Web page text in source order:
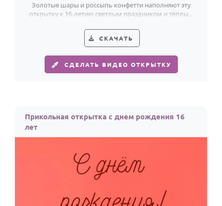
Золотые шары и россыпь конфетти наполняют эту
открытку к 16-летию светлым праздником и тёплым
СКАЧАТЬ
СДЕЛАТЬ ВИДЕО ОТКРЫТКУ
Прикольная открытка с днем рождения 16
лет